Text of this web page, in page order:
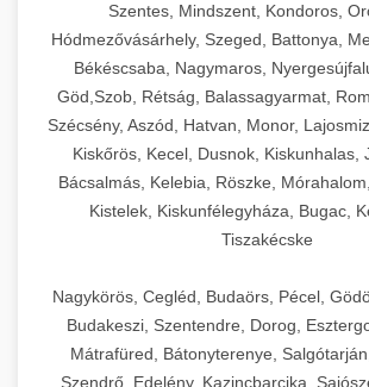
Szentes, Mindszent, Kondoros,
Hódmezővásárhely, Szeged, Battonya,
Békéscsaba, Nagymaros,
Göd,Szob, Rétság, Balassagyarmat,
Szécsény, Aszód, Hatvan, Monor,
Kiskőrös, Kecel, Dusnok, Kiskunhalas,
Bácsalmás, Kelebia, Röszke,
Kistelek, Kiskunfélegyháza, Bugac,
Tiszakécske
Nagykörös, Cegléd, Budaörs, Pécel,
Budakeszi, Szentendre, Dorog,
Mátrafüred, Bátonyterenye,
Szendrő, Edelény, Kazincbarcika,